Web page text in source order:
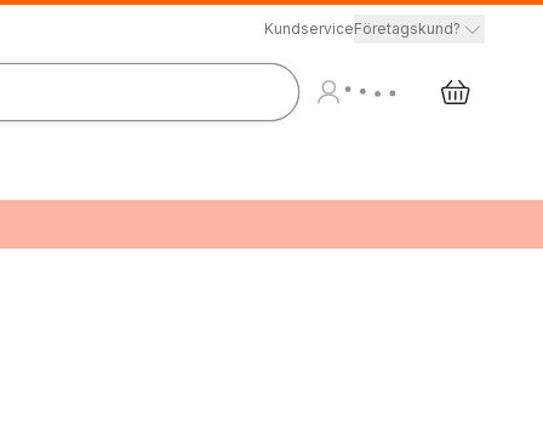
KundserviceFöretagskund?